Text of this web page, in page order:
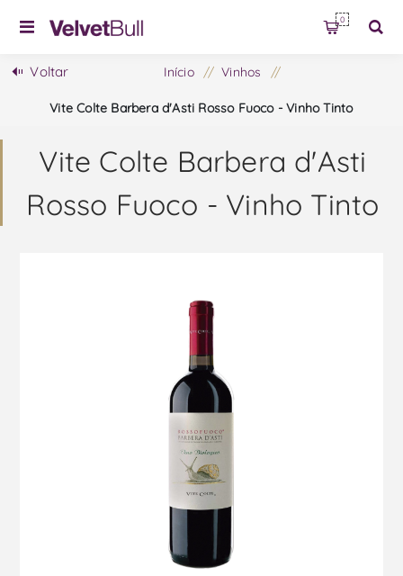
0
Voltar Início / Vinhos /
Vite Colte Barbera d'Asti Rosso Fuoco - Vinho Tinto
Vite Colte Barbera d'Asti
Rosso Fuoco - Vinho Tinto